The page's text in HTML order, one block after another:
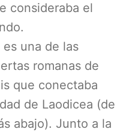
consideraba el
es una de las
romanas de
que conectaba
de Laodicea (de
abajo). Junto a la